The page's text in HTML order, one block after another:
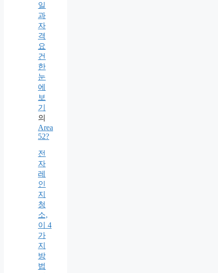
일
과
자
격
요
건
한
눈
에
보
기
의
Area
52?
전
자
레
인
지
청
소,
이 4
가
지
방
법